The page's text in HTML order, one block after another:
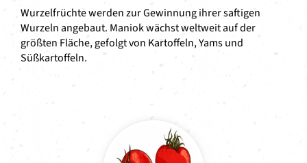
Wurzelfrüchte werden zur Gewinnung ihrer saftigen
Wurzeln angebaut. Maniok wächst weltweit auf der
größten Fläche, gefolgt von Kartoffeln, Yams und
Süßkartoffeln.